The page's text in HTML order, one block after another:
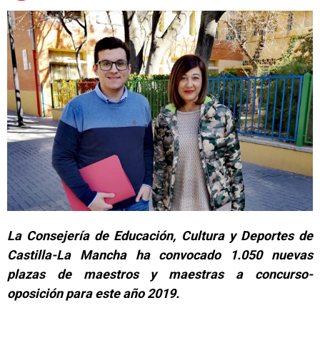
La Consejería de Educación, Cultura y Deportes de
Castilla-La Mancha ha convocado 1.050 nuevas
plazas de maestros y maestras a concurso-
oposición para este año 2019.